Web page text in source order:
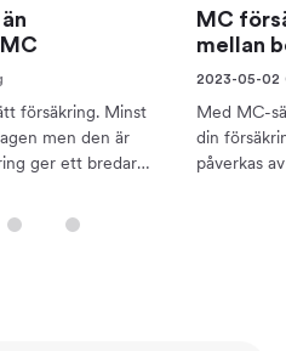
försäkring. Minst
men den är
ger ett bredare
MC
mellan
2023-05-02
Med MC-
din
påverkas